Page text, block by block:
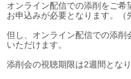
オンライン配信での添削をご
お申込みが必要となります。（
但し、オンライン配信での添
いただけます。
添削会の視聴期限は2週間となり